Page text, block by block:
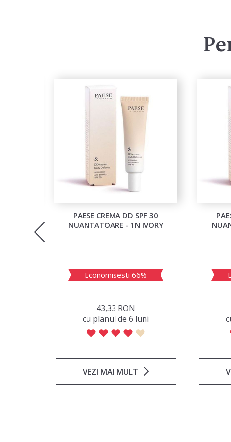
PAESE CREMA DD SPF 30
NUANTATOARE - 1N IVORY
VEZI MAI MULT
Economisesti 66%
43,33 RON
сu planul de 6 luni